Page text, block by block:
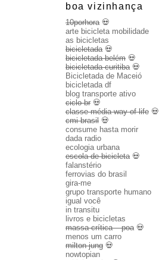
boa vizinhança
10porhora💀
arte bicicleta mobilidade
as bicicletas
bicicletada💀
bicicletada belém 💀
bicicletada curitiba💀
Bicicletada de Maceió
bicicletada df
blog transporte ativo
ciclo br 💀
classe média way of life 💀
cmi brasil 💀
consume hasta morir
dada radio
ecologia urbana
escola de bicicleta💀
falanstério
ferrovias do brasil
gira-me
grupo transporte humano
igual você
in transitu
livros e bicicletas
massa crítica – poa💀
menos um carro
milton jung 💀
nowtopian